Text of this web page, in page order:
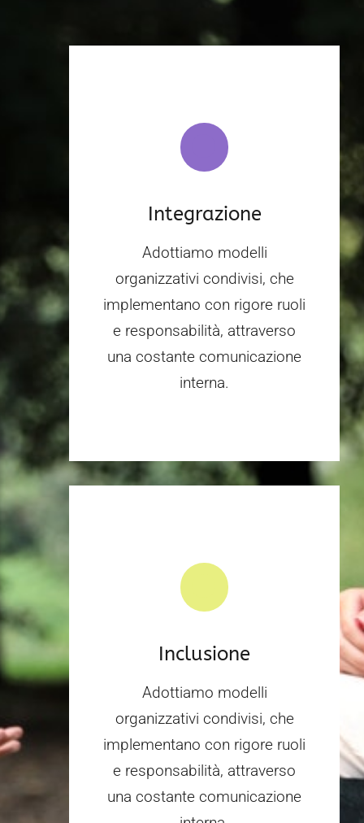
Integrazione
Adottiamo modelli
organizzativi condivisi, che
implementano con rigore ruoli
e responsabilità, attraverso
una costante comunicazione
interna.
Inclusione
Adottiamo modelli
organizzativi condivisi, che
implementano con rigore ruoli
e responsabilità, attraverso
una costante comunicazione